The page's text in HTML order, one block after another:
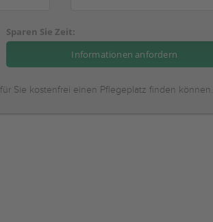
Sparen Sie Zeit:
Sie kostenfrei einen Pflegeplatz finden können.